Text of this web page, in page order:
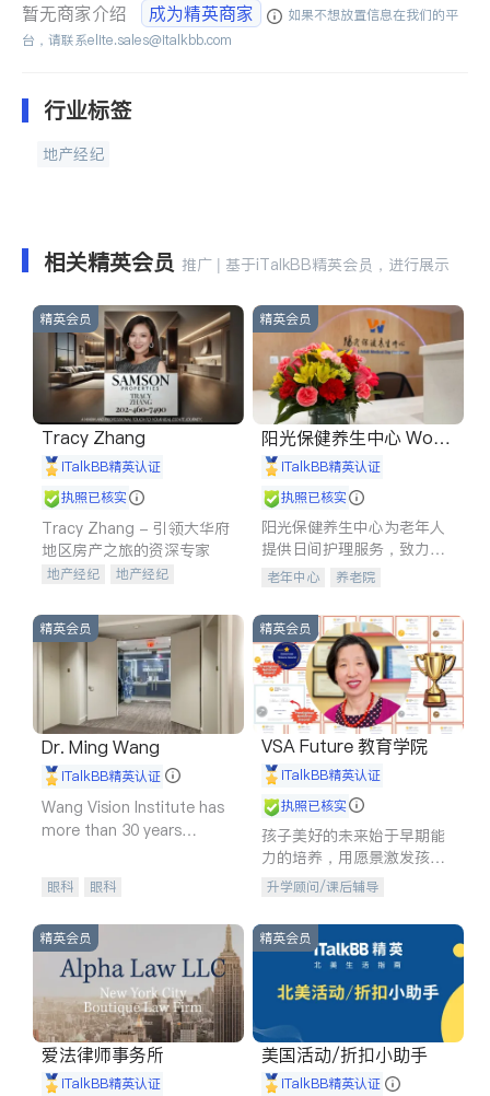
暂无商家介绍 成为精英商家
如果不想放置信息在我们的平
台，请联系elite.sales@italkbb.com
行业标签
地产经纪
相关精英会员 推广 | 基于iTalkBB精英会员，进行展示
精英会员
Tracy Zhang
iTalkBB精英认证
执照已核实
Tracy Zhang - 引领大华府
地区房产之旅的资深专家
地产经纪
地产经纪
商铺租售
开发商建商
精英会员
阳光保健养生中心 World
shine
iTalkBB精英认证
执照已核实
阳光保健养生中心为老年人
提供日间护理服务，致力于
通过持续的护理创新来有效
老年中心 养老院
精英会员
Dr. Ming Wang
iTalkBB精英认证
Wang Vision Institute has
more than 30 years
眼科 眼科
精英会员
VSA Future 教育学院
iTalkBB精英认证
执照已核实
孩子美好的未来始于早期能
力的培养，用愿景激发孩子
的学习潜力和动力。理念：
拥有成长型心态是成功的基
石。
升学顾问/课后辅导
精英会员
爱法律师事务所
iTalkBB精英认证
精英会员
美国活动/折扣小助手
iTalkBB精英认证